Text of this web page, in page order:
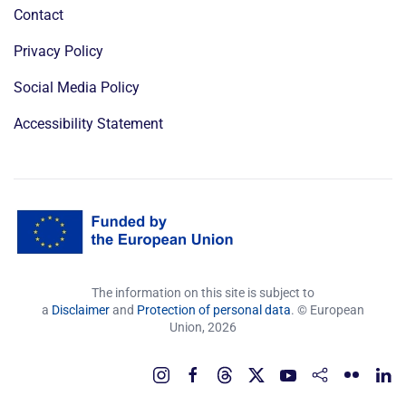
Contact
Privacy Policy
Social Media Policy
Accessibility Statement
The information on this site is subject to
a Disclaimerand Protection of personal data. © European
Union, 2026